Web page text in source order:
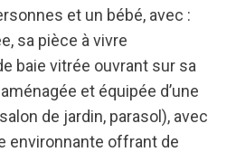
et un bébé, avec :
sa pièce à vivre
baie vitrée ouvrant sur sa
et équipée d’une
de jardin, parasol), avec
environnante offrant de